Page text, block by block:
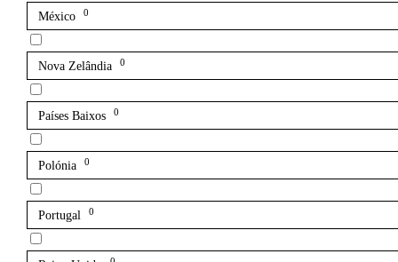
México 0
Nova Zelândia 0
Países Baixos 0
Polónia 0
Portugal 0